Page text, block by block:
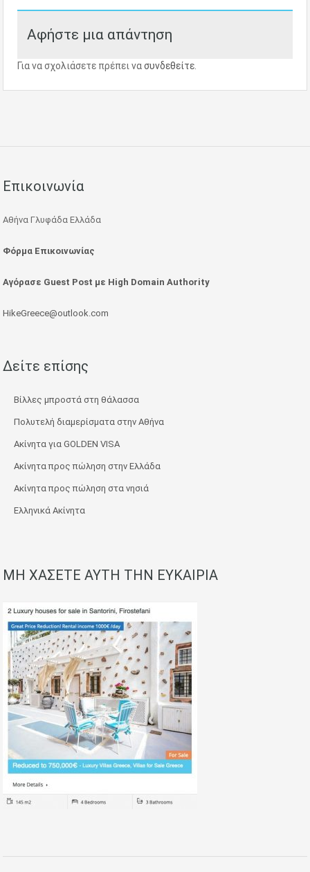
Αφήστε μια απάντηση
Για να σχολιάσετε πρέπει νασυνδεθείτε
Επικοινωνία
Αθήνα Γλυφάδα Ελλάδα
Φόρμα Επικοινωνίας
Αγόρασε Guest Post με High Domain Authority
HikeGreece@outlook.com
Δείτε επίσης
Βίλλες μπροστά στη θάλασσα
Πολυτελή διαμερίσματα στην Αθήνα
Ακίνητα για GOLDEN VISA
Ακίνητα προς πώληση στην Ελλάδα
Ακίνητα προς πώληση στα νησιά
Ελληνικά Ακίνητα
ΜΗ ΧΑΣΕΤΕ ΑΥΤΗ ΤΗΝ ΕΥΚΑΙΡΙΑ